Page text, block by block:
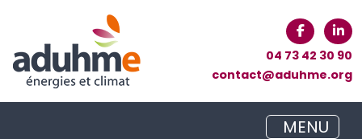
04 73 42 30 90
contact@aduhme.org
MENU